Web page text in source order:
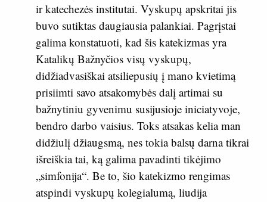
ir katechezės institutai. Vyskupų apskritai jis
buvo sutiktas daugiausia palankiai. Pagrįstai
galima konstatuoti, kad šis katekizmas yra
Katalikų Bažnyčios visų vyskupų,
didžiadvasiškai atsiliepusių į mano kvietimą
prisiimti savo atsakomybės dalį artimai su
bažnytiniu gyvenimu susijusioje iniciatyvoje,
bendro darbo vaisius. Toks atsakas kelia man
didžiulį džiaugsmą, nes tokia balsų darna tikrai
išreiškia tai, ką galima pavadinti tikėjimo
„simfonija“. Be to, šio katekizmo rengimas
atspindi vyskupų kolegialumą, liudija